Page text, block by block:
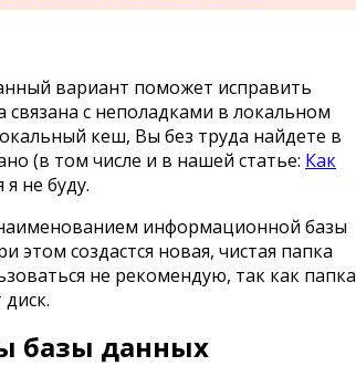
вариант поможет исправить
связана с неполадками в локальном
кеш, Вы без труда найдете в
(в том числе и в нашей статье: Как
не буду.
информационной базы
этом создастся новая, чистая папка
не рекомендую, так как папка
базы данных